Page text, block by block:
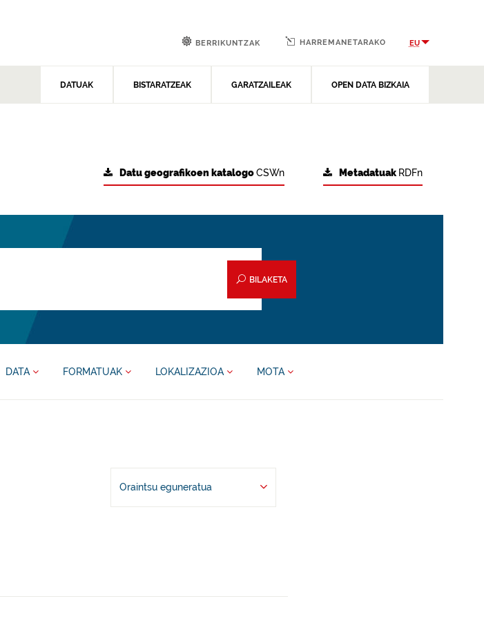
DATUAK BISTARATZEAK GARATZAILEAK OPEN DATA BIZKAIA
BERRIKUNTZAK HARREMANETARAKO EU
Metadatuak RDFn
Datu geografikoen katalogoCSWn
BILAKETA
DATA FORMATUAK LOKALIZAZIOA MOTA
Oraintsu eguneratua